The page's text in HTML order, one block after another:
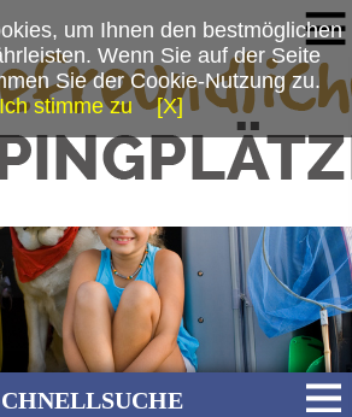
um Ihnen den bestmöglichen
Wenn Sie auf der Seite
Sie der Cookie-Nutzung zu.
Ich stimme zu
[X]